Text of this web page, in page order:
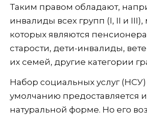
Таким правом обладают,
инвалиды всех групп (I, II и III),
которых являются
старости, дети-инвалиды,
их семей, другие категории
Набор социальных услуг
умолчанию предоставляется
натуральной форме. Но его